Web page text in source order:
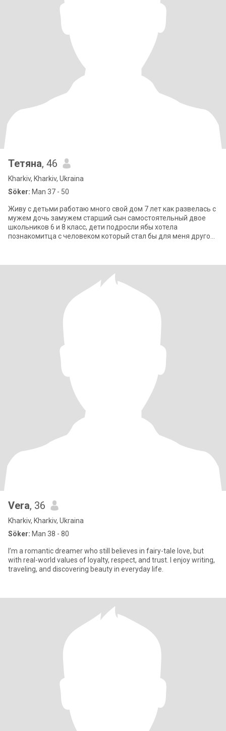
Тетяна, 46
Kharkiv, Kharkiv, Ukraina
Söker: Man 37 - 50
Живу с детьми работаю много свой дом 7 лет как развелась с
мужем дочь замужем старший сын самостоятельный двое
школьников 6 и 8 класс, дети подросли ябы хотела
познакомитца с человеком который стал бы для меня другом
Vera, 36
Kharkiv, Kharkiv, Ukraina
Söker: Man 38 - 80
I’m a romantic dreamer who still believes in fairy-tale love, but
with real-world values of loyalty, respect, and trust. I enjoy writing,
traveling, and discovering beauty in everyday life.